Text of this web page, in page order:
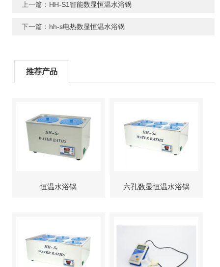
上一篇： HH-S1智能数显恒温水浴锅
下一篇： hh-s电热数显恒温水浴锅
推荐产品
恒温水浴锅 六孔数显恒温水浴锅